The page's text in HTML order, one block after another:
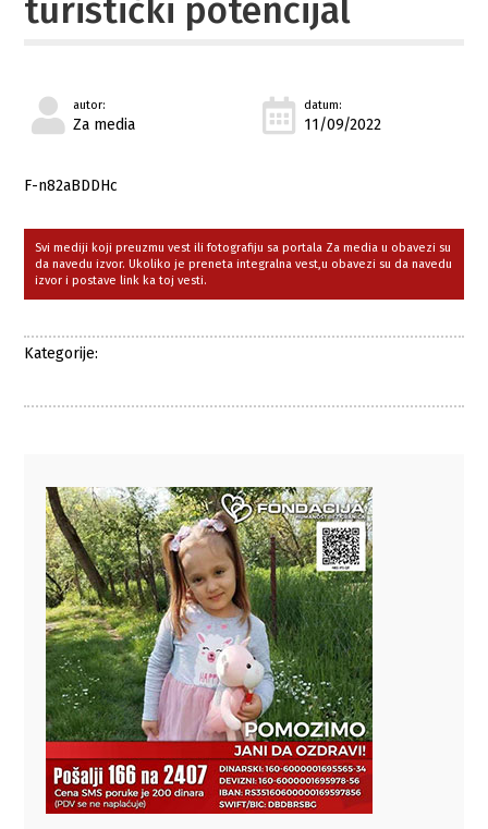
turistički potencijal
autor:
Za media
datum:
11/09/2022
F-n82aBDDHc
Svi mediji koji preuzmu vest ili fotografiju sa portala Za media u obavezi su
da navedu izvor. Ukoliko je preneta integralna vest,u obavezi su da navedu
izvor i postave link ka toj vesti.
Kategorije: